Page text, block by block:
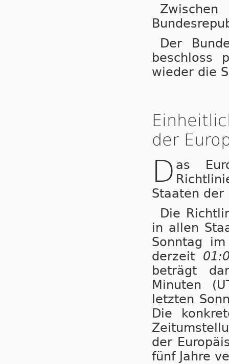
Der
beschloss
wieder die
der
D as
Staaten der
Die
in allen
Sonntag
derzeit
beträgt
Minuten
letzten
Die
der
fünf Jahre